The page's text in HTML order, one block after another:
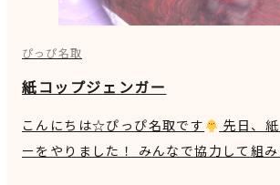
ぴっぴ名取
紙コップジェンガー
こんにちは☆ぴっぴ名取です
先日、
ーをやりました！ みんなで協力して組